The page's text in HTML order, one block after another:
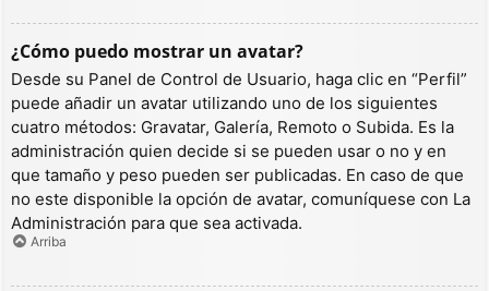
¿Cómo puedo mostrar un avatar?
Desde su Panel de Control de Usuario, haga clic en “Perfil”
puede añadir un avatar utilizando uno de los siguientes
cuatro métodos: Gravatar, Galería, Remoto o Subida. Es la
administración quien decide si se pueden usar o no y en
que tamaño y peso pueden ser publicadas. En caso de que
no este disponible la opción de avatar, comuníquese con La
Administración para que sea activada.
Arriba